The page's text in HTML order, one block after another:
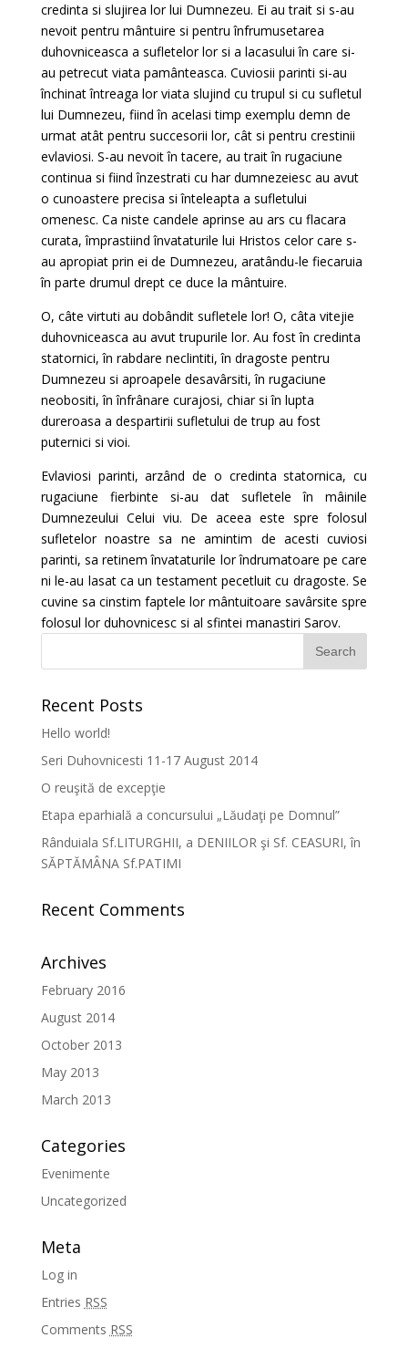
credinta si slujirea lor lui Dumnezeu. Ei au trait si s-au
nevoit pentru mântuire si pentru înfrumusetarea
duhovniceasca a sufletelor lor si a lacasului în care si-
au petrecut viata pamânteasca. Cuviosii parinti si-au
închinat întreaga lor viata slujind cu trupul si cu sufletul
lui Dumnezeu, fiind în acelasi timp exemplu demn de
urmat atât pentru succesorii lor, cât si pentru crestinii
evlaviosi. S-au nevoit în tacere, au trait în rugaciune
continua si fiind înzestrati cu har dumnezeiesc au avut
o cunoastere precisa si înteleapta a sufletului
omenesc. Ca niste candele aprinse au ars cu flacara
curata, împrastiind învataturile lui Hristos celor care s-
au apropiat prin ei de Dumnezeu, aratându-le fiecaruia
în parte drumul drept ce duce la mântuire.
O, câte virtuti au dobândit sufletele lor! O, câta vitejie
duhovniceasca au avut trupurile lor. Au fost în credinta
statornici, în rabdare neclintiti, în dragoste pentru
Dumnezeu si aproapele desavârsiti, în rugaciune
neobositi, în înfrânare curajosi, chiar si în lupta
dureroasa a despartirii sufletului de trup au fost
puternici si vioi.
Evlaviosi parinti, arzând de o credinta statornica, cu
rugaciune fierbinte si-au dat sufletele în mâinile
Dumnezeului Celui viu. De aceea este spre folosul
sufletelor noastre sa ne amintim de acesti cuviosi
parinti, sa retinem învataturile lor îndrumatoare pe care
ni le-au lasat ca un testament pecetluit cu dragoste. Se
cuvine sa cinstim faptele lor mântuitoare savârsite spre
folosul lor duhovnicesc si al sfintei manastiri Sarov.
Recent Posts
Hello world!
Seri Duhovnicesti 11-17 August 2014
O reuşită de excepţie
Etapa eparhială a concursului „Lăudaţi pe Domnul”
Rânduiala Sf.LITURGHII, a DENIILOR şi Sf. CEASURI, în
SĂPTĂMÂNA Sf.PATIMI
Recent Comments
Archives
February 2016
August 2014
October 2013
May 2013
March 2013
Categories
Evenimente
Uncategorized
Meta
Log in
Entries RSS
Comments RSS